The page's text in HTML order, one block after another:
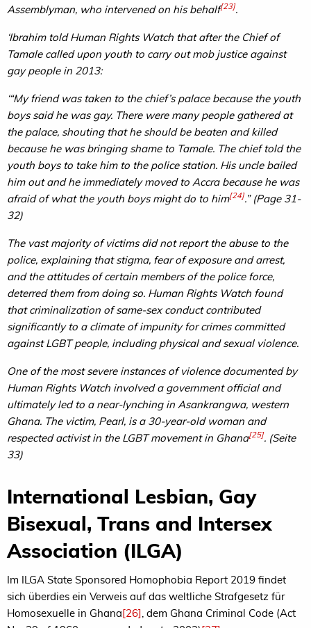
Assemblyman, who intervened on his behalf[23].
‘Ibrahim told Human Rights Watch that after the Chief of
Tamale called upon youth to carry out mob justice against
gay people in 2013:
‘“My friend was taken to the chief’s palace because the youth
boys said he was gay. There were many people gathered at
the palace, shouting that he should be beaten and killed
because he was bringing shame to Tamale. The chief told the
youth boys to take him to the police station. His uncle bailed
him out and he immediately moved to Accra because he was
afraid of what the youth boys might do to him[24].” (Page 31-
32)
The vast majority of victims did not report the abuse to the
police, explaining that stigma, fear of exposure and arrest,
and the attitudes of certain members of the police force,
deterred them from doing so. Human Rights Watch found
that criminalization of same-sex conduct contributed
significantly to a climate of impunity for crimes committed
against LGBT people, including physical and sexual violence.
One of the most severe instances of violence documented by
Human Rights Watch involved a government official and
ultimately led to a near-lynching in Asankrangwa, western
Ghana. The victim, Pearl, is a 30-year-old woman and
respected activist in the LGBT movement in Ghana[25]. (Seite
33)
International Lesbian, Gay
Bisexual, Trans and Intersex
Association (ILGA)
Im ILGA State Sponsored Homophobia Report 2019 findet
sich überdies ein Verweis auf das weltliche Strafgesetz für
Homosexuelle in Ghana[26], dem Ghana Criminal Code (Act